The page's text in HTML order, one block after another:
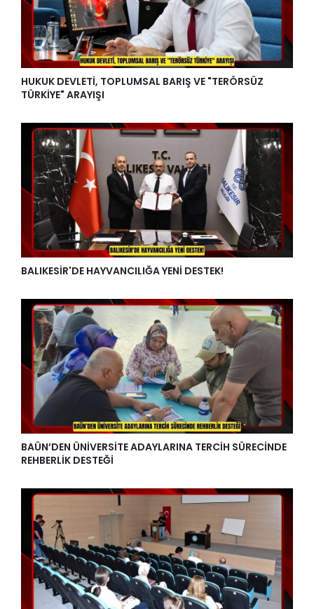
HUKUK DEVLETİ, TOPLUMSAL BARIŞ VE "TERÖRSÜZ
TÜRKİYE" ARAYIŞI
BALIKESİR'DE HAYVANCILIĞA YENİ DESTEK!
BAÜN’DEN ÜNİVERSİTE ADAYLARINA TERCİH SÜRECİNDE
REHBERLİK DESTEĞİ